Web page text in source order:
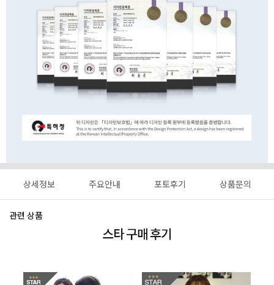
상세정보 주요안내 포토후기 상품문의
관련 상품